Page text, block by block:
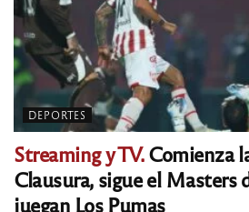
DEPORTES
Streaming y TV.Comienza
Clausura, sigue el Masters
juegan Los Pumas